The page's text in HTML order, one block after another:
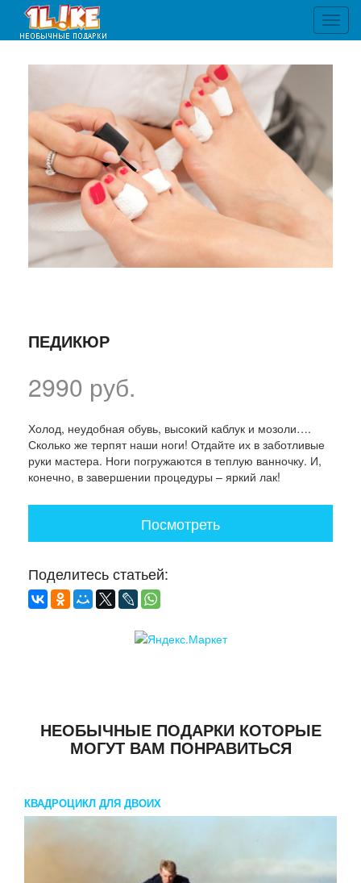
ПЕДИКЮР
2990 руб.
Холод, неудобная обувь, высокий каблук и мозоли….
Сколько же терпят наши ноги! Отдайте их в заботливые
руки мастера. Ноги погружаются в теплую ванночку. И,
конечно, в завершении процедуры – яркий лак!
Посмотреть
Поделитесь статьей:
НЕОБЫЧНЫЕ ПОДАРКИ КОТОРЫЕ
МОГУТ ВАМ ПОНРАВИТЬСЯ
КВАДРОЦИКЛ ДЛЯ ДВОИХ